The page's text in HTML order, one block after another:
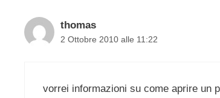
thomas
2 Ottobre 2010 alle 11:22
vorrei informazioni su come aprire un